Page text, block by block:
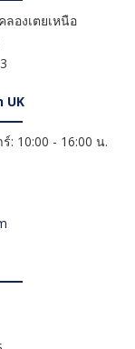
องเตยเหนือ
UK
: 10:00 - 16:00 น.